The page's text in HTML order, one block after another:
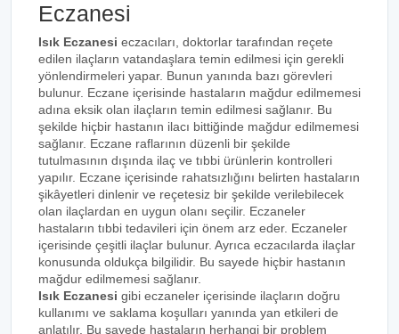
Eczanesi
Isık Eczanesi eczacıları, doktorlar tarafından reçete
edilen ilaçların vatandaşlara temin edilmesi için gerekli
yönlendirmeleri yapar. Bunun yanında bazı görevleri
bulunur. Eczane içerisinde hastaların mağdur edilmemesi
adına eksik olan ilaçların temin edilmesi sağlanır. Bu
şekilde hiçbir hastanın ilacı bittiğinde mağdur edilmemesi
sağlanır. Eczane raflarının düzenli bir şekilde
tutulmasının dışında ilaç ve tıbbi ürünlerin kontrolleri
yapılır. Eczane içerisinde rahatsızlığını belirten hastaların
şikâyetleri dinlenir ve reçetesiz bir şekilde verilebilecek
olan ilaçlardan en uygun olanı seçilir. Eczaneler
hastaların tıbbi tedavileri için önem arz eder. Eczaneler
içerisinde çeşitli ilaçlar bulunur. Ayrıca eczacılarda ilaçlar
konusunda oldukça bilgilidir. Bu sayede hiçbir hastanın
mağdur edilmemesi sağlanır.
Isık Eczanesi gibi eczaneler içerisinde ilaçların doğru
kullanımı ve saklama koşulları yanında yan etkileri de
anlatılır. Bu sayede hastaların herhangi bir problem